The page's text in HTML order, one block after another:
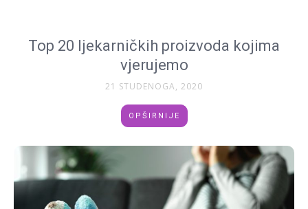
Top 20 ljekarničkih proizvoda kojima
vjerujemo
21 STUDENOGA, 2020
OPŠIRNIJE